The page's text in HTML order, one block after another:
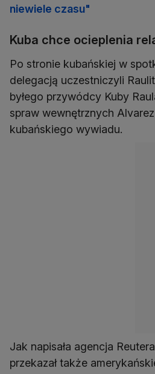
niewiele czasu"
Kuba chce ocieplenia
Po stronie kubańskiej w
delegacją uczestniczyli
byłego przywódcy Kuby
spraw wewnętrznych
kubańskiego wywiadu.
Jak napisała agencja
przekazał także